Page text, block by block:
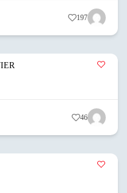
197
46